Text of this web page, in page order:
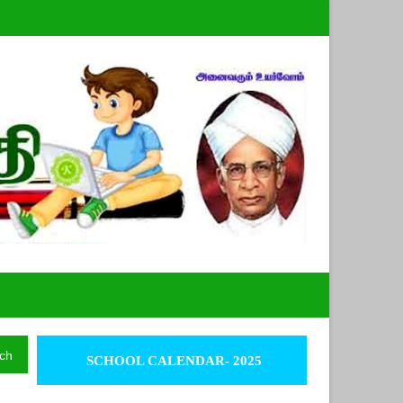
SCHOOL CALENDAR- 2025